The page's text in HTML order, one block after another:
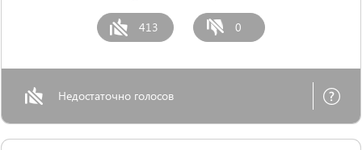
413 0
Недостаточно голосов